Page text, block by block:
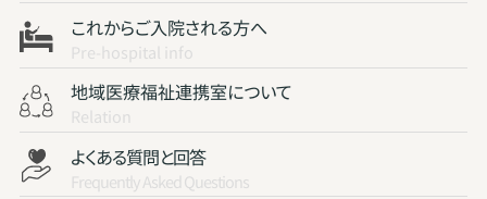
これからご入院される方へ
Pre-hospital info
地域医療福祉連携室について
Relation
よくある質問と回答
Frequently Asked Questions